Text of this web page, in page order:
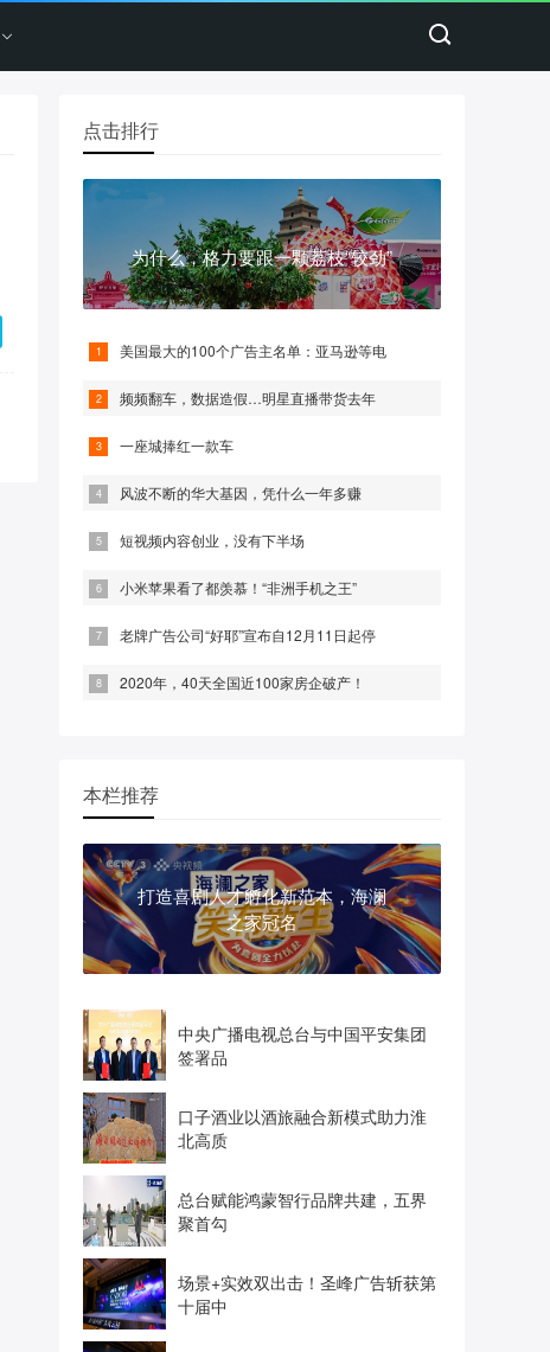
点击排行
为什么，格力要跟一颗荔枝“较劲”
美国最大的100个广告主名单：亚马逊等电
频频翻车，数据造假…明星直播带货去年
一座城捧红一款车
风波不断的华大基因，凭什么一年多赚
短视频内容创业，没有下半场
小米苹果看了都羡慕！“非洲手机之王”
老牌广告公司“好耶”宣布自12月11日起停
2020年，40天全国近100家房企破产！
本栏推荐
打造喜剧人才孵化新范本，海澜
之家冠名
中央广播电视总台与中国平安集团
签署品
口子酒业以酒旅融合新模式助力淮
北高质
总台赋能鸿蒙智行品牌共建，五界
聚首勾
场景+实效双出击！圣峰广告斩获第
十届中